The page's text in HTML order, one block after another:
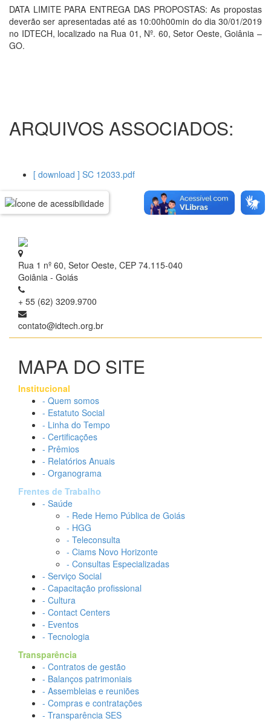
DATA LIMITE PARA ENTREGA DAS PROPOSTAS: As propostas
deverão ser apresentadas até as 10:00h00min do dia 30/01/2019
no IDTECH, localizado na Rua 01, Nº. 60, Setor Oeste, Goiânia –
GO.
ARQUIVOS ASSOCIADOS:
[ download ] SC 12033.pdf
Rua 1 nº 60, Setor Oeste, CEP 74.115-040
Goiânia - Goiás
+ 55 (62) 3209.9700
contato@idtech.org.br
MAPA DO SITE
Institucional
- Quem somos
- Estatuto Social
- Linha do Tempo
- Certificações
- Prêmios
- Relatórios Anuais
- Organograma
Frentes de Trabalho
- Saúde
- Rede Hemo Pública de Goiás
- HGG
- Teleconsulta
- Ciams Novo Horizonte
- Consultas Especializadas
- Serviço Social
- Capacitação profissional
- Cultura
- Contact Centers
- Eventos
- Tecnologia
Transparência
- Contratos de gestão
- Balanços patrimoniais
- Assembleias e reuniões
- Compras e contratações
- Transparência SES